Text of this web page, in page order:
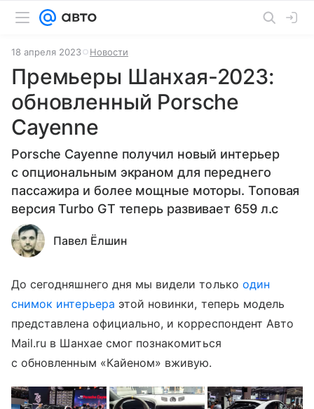
18 апреля 2023 Новости
Премьеры Шанхая-2023:
обновленный Porsche
Cayenne
Porsche Cayenne получил новый интерьер
с опциональным экраном для переднего
пассажира и более мощные моторы. Топовая
версия Turbo GT теперь развивает 659 л.с
Павел Ёлшин
До сегодняшнего дня мы видели только один
снимок интерьера этой новинки, теперь модель
представлена официально, и корреспондент Авто
Mail.ru в Шанхае смог познакомиться
с обновленным «Кайеном» вживую.